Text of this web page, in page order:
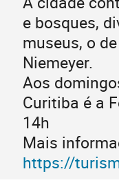
e bosques,
museus, o
Niemeyer.
Aos
Curitiba é a
14h
Mais
https://